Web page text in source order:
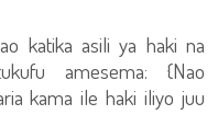
katika asili ya haki na
amesema: {Nao
kama ile haki iliyo juu